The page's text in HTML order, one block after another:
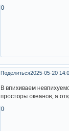
0
Поделиться2025-05-20
B впихиваем
просторы океанов, а
0